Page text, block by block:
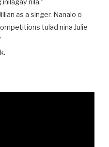
nila.”
as a singer. Nanalo o
tulad nina Julie